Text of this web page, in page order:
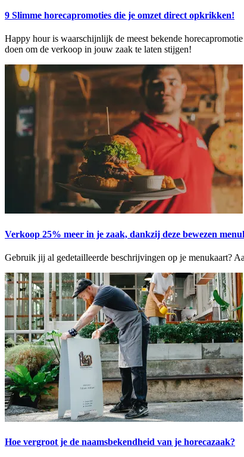
9 Slimme horecapromoties die je omzet direct opkrikken!
Happy hour is waarschijnlijk de meest bekende
doen om de verkoop in jouw zaak te laten stijgen!
Verkoop 25% meer in je zaak, dankzij deze bewezen
Gebruik jij al gedetailleerde beschrijvingen op je menukaart?
Hoe vergroot je de naamsbekendheid van je horecazaak?